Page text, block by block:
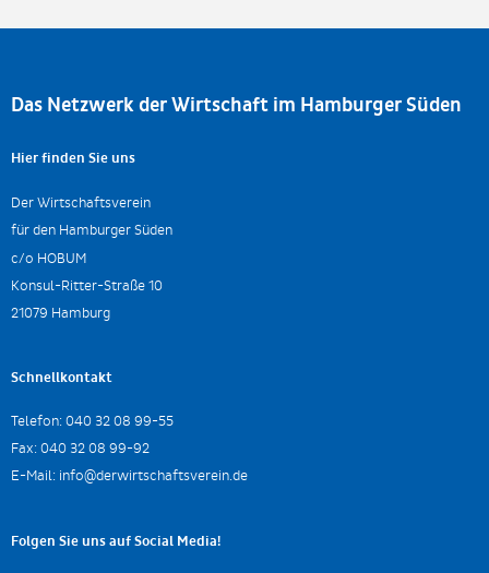
Das Netzwerk der Wirtschaft im Hamburger Süden
Hier finden Sie uns
Der Wirtschaftsverein
für den Hamburger Süden
c/o HOBUM
Konsul-Ritter-Straße 10
21079 Hamburg
Schnellkontakt
Telefon: 040 32 08 99-55
Fax: 040 32 08 99-92
E-Mail: info@derwirtschaftsverein.de
Folgen Sie uns auf Social Media!